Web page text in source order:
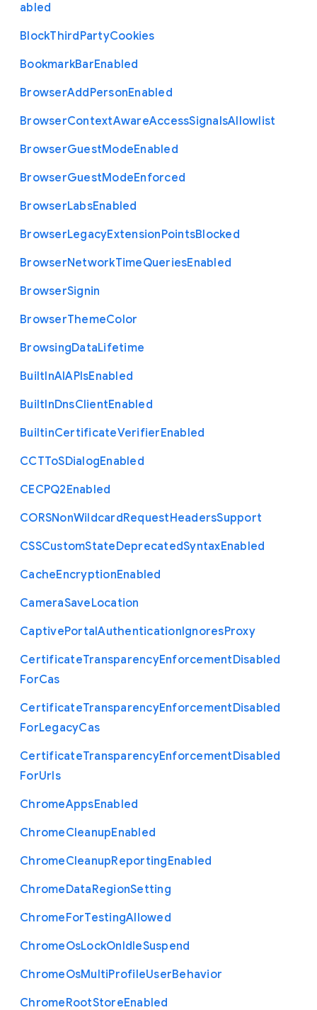
abled
BlockThirdPartyCookies
BookmarkBarEnabled
BrowserAddPersonEnabled
BrowserContextAwareAccessSignalsAllowlist
BrowserGuestModeEnabled
BrowserGuestModeEnforced
BrowserLabsEnabled
BrowserLegacyExtensionPointsBlocked
BrowserNetworkTimeQueriesEnabled
BrowserSignin
BrowserThemeColor
BrowsingDataLifetime
BuiltInAIAPIsEnabled
BuiltInDnsClientEnabled
BuiltinCertificateVerifierEnabled
CCTToSDialogEnabled
CECPQ2Enabled
CORSNonWildcardRequestHeadersSupport
CSSCustomStateDeprecatedSyntaxEnabled
CacheEncryptionEnabled
CameraSaveLocation
CaptivePortalAuthenticationIgnoresProxy
CertificateTransparencyEnforcementDisabled
ForCas
CertificateTransparencyEnforcementDisabled
ForLegacyCas
CertificateTransparencyEnforcementDisabled
ForUrls
ChromeAppsEnabled
ChromeCleanupEnabled
ChromeCleanupReportingEnabled
ChromeDataRegionSetting
ChromeForTestingAllowed
ChromeOsLockOnIdleSuspend
ChromeOsMultiProfileUserBehavior
ChromeRootStoreEnabled